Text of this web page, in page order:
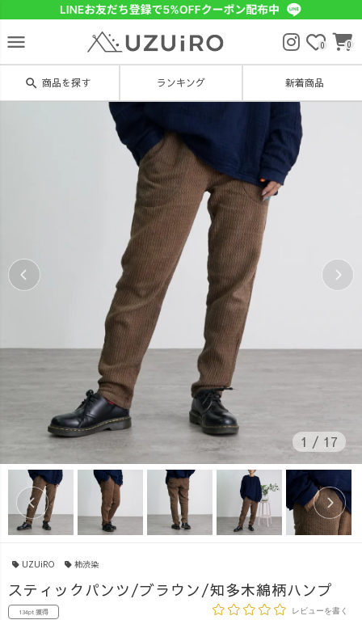
menu 0 0
search 商品を探す ランキング 新着商品
1 / 17
UZUiRO 柿渋染
スティックパンツ/ブラウン/知多木綿柄ハンプ
134pt 獲得 レビューを書く